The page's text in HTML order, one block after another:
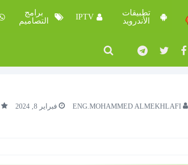
تطبيقات
الأندرويد
IPTV
برامج
التصاميم
ENG.MOHAMMED ALMEKHLAFI فبراير 8, 2024